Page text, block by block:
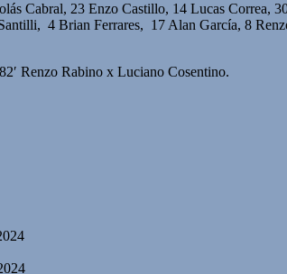
Cabral, 23 Enzo Castillo, 14 Lucas Correa,
4 Brian Ferrares, 17 Alan García, 8
Renzo Rabino x Luciano Cosentino.